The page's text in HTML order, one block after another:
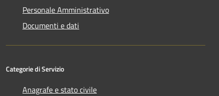
Personale Amministrativo
Documenti e dati
Categorie di Servizio
Anagrafe e stato civile